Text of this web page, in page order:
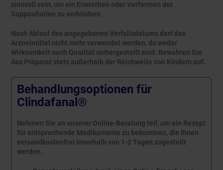
sinnvoll sein, um ein Erweichen oder Verformen der
Suppositorien zu verhindern.
Nach Ablauf des angegebenen Verfallsdatums darf das
Arzneimittel nicht mehr verwendet werden, da weder
Wirksamkeit noch Qualität sichergestellt sind. Bewahren Sie
das Präparat stets außerhalb der Reichweite von Kindern auf.
Behandlungsoptionen für
Clindafanal®
Nehmen Sie an unserer Online-Beratung teil, um ein Rezept
für entsprechende Medikamente zu bekommen, die Ihnen
versandkostenfrei innerhalb von 1-2 Tagen zugestellt
werden.